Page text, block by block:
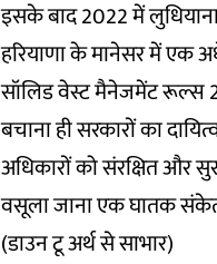
इसके बाद 2022 में
हरियाणा के मानेसर में एक
सॉलिड वेस्ट मैनेजमेंट रूल्स
बचाना ही सरकारों का
अधिकारों को संरक्षित और
वसूला जाना एक घातक
(डाउन टू अर्थ से साभार)